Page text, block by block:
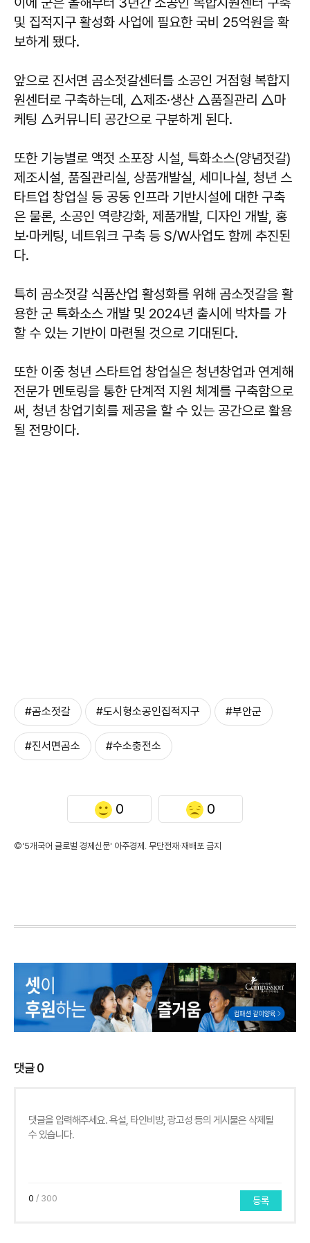
및 집적지구 활성화 사업에 필요한 국비 25억원을 확
보하게 됐다.
앞으로 진서면 곰소젓갈센터를 소공인 거점형 복합지
원센터로 구축하는데, △제조·생산 △품질관리 △마
케팅 △커뮤니티 공간으로 구분하게 된다.
또한 기능별로 액젓 소포장 시설, 특화소스(양념젓갈)
제조시설, 품질관리실, 상품개발실, 세미나실, 청년 스
타트업 창업실 등 공동 인프라 기반시설에 대한 구축
은 물론, 소공인 역량강화, 제품개발, 디자인 개발, 홍
보·마케팅, 네트워크 구축 등 S/W사업도 함께 추진된
다.
특히 곰소젓갈 식품산업 활성화를 위해 곰소젓갈을 활
용한 군 특화소스 개발 및 2024년 출시에 박차를 가
할 수 있는 기반이 마련될 것으로 기대된다.
또한 이중 청년 스타트업 창업실은 청년창업과 연계해
전문가 멘토링을 통한 단계적 지원 체계를 구축함으로
써, 청년 창업기회를 제공을 할 수 있는 공간으로 활용
될 전망이다.
#곰소젓갈 #도시형소공인집적지구 #부안군
#진서면곰소 #수소충전소
0 0
©'5개국어 글로벌 경제신문' 아주경제. 무단전재·재배포 금지
댓글0
0 / 300 등록